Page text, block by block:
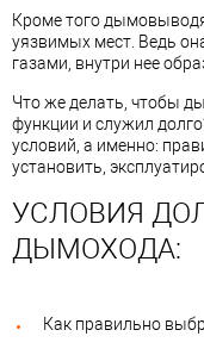
Кроме того
уязвимых мест. Ведь
газами, внутри нее
Что же делать, чтобы
функции и служил
условий, а именно:
установить,
УСЛОВИЯ
ДЫМОХОДА:
Как правильно